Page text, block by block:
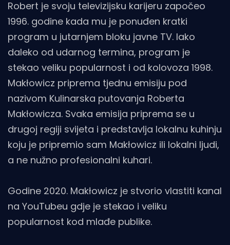
Robert je svoju televizijsku karijeru započeo
1996. godine kada mu je ponuđen kratki
program u jutarnjem bloku javne TV. Iako
daleko od udarnog termina, program je
stekao veliku popularnost i od kolovoza 1998.
Makłowicz priprema tjednu emisiju pod
nazivom Kulinarska putovanja Roberta
Makłowicza. Svaka emisija priprema se u
drugoj regiji svijeta i predstavlja lokalnu kuhinju
koju je pripremio sam Makłowicz ili lokalni ljudi,
a ne nužno profesionalni kuhari.
Godine 2020. Makłowicz je stvorio vlastiti kanal
na YouTubeu gdje je stekao i veliku
popularnost kod mlađe publike.